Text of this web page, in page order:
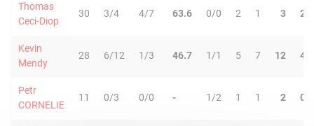
Thomas
Ceci-Diop
30 3/4 4/7 63.6 0/0 2 1 3 2
Kevin
Mendy
28 6/12 1/3 46.7 1/1 5 7 12 4
Petr
CORNELIE
11 0/3 0/0 - 1/2 1 1 2 0